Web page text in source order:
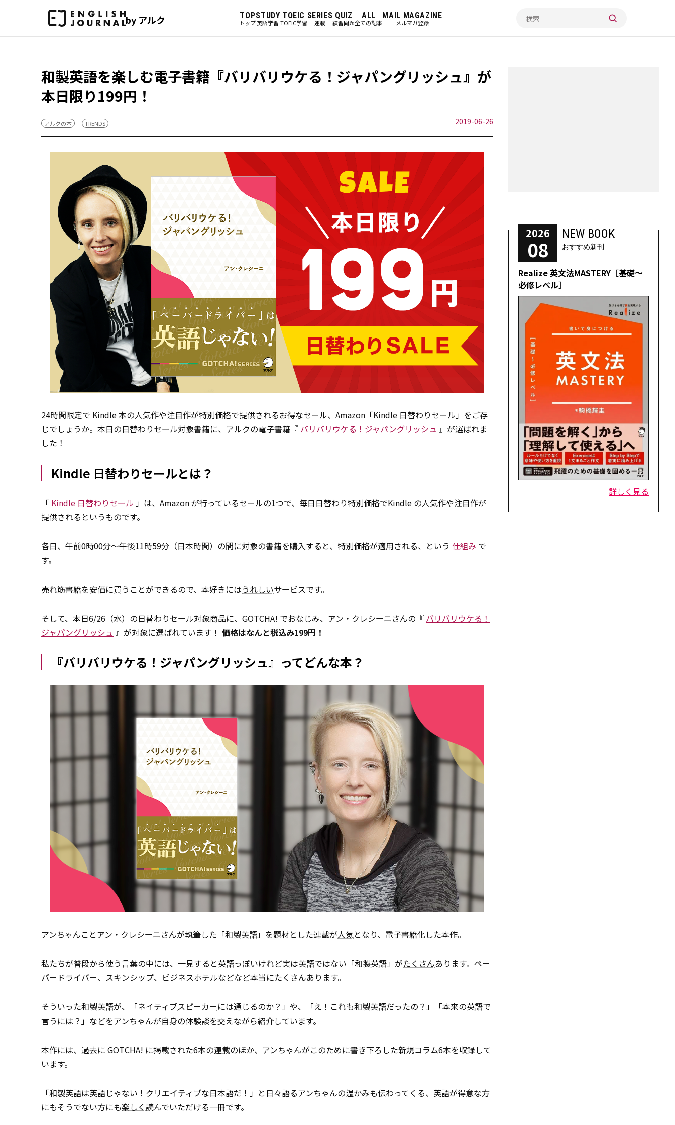
by アルク TOP
トップ
STUDY
英語学習
TOEIC
TOEIC学習
SERIES
連載
QUIZ
練習問題
ALL
全ての記事
MAIL MAGAZINE
メルマガ登録
和製英語を楽しむ電子書籍『バリバリウケる！ジャパングリッシュ』が
本日限り199円！
アルクの本 TRENDS 2019-06-26
24時間限定で Kindle 本の人気作や注目作が特別価格で提供されるお得なセール、Amazon「Kindle 日替わりセール」をご存
じでしょうか。本日の日替わりセール対象書籍に、アルクの電子書籍『 バリバリウケる！ジャパングリッシュ 』が選ばれま
した！
Kindle 日替わりセールとは？
「 Kindle 日替わりセール 」は、Amazon が行っているセールの1つで、毎日日替わり特別価格でKindle の人気作や注目作が
提供されるというものです。
各日、午前0時00分～午後11時59分（日本時間）の間に対象の書籍を購入すると、特別価格が適用される、という 仕組み で
す。
売れ筋書籍を安価に買うことができるので、本好きにはうれしいサービスです。
そして、本日6/26（水）の日替わりセール対象商品に、GOTCHA! でおなじみ、アン・クレシーニさんの『 バリバリウケる！
ジャパングリッシュ 』が対象に選ばれています！ 価格はなんと税込み199円！
『バリバリウケる！ジャパングリッシュ』ってどんな本？
アンちゃんことアン・クレシーニさんが執筆した「和製英語」を題材とした連載が人気となり、電子書籍化した本作。
私たちが普段から使う言葉の中には、一見すると英語っぽいけれど実は英語ではない「和製英語」がたくさんあります。ペー
パードライバー、スキンシップ、ビジネスホテルなどなど本当にたくさんあります。
そういった和製英語が、「ネイティブスピーカーには通じるのか？」や、「え！これも和製英語だったの？」「本来の英語で
言うには？」などをアンちゃんが自身の体験談を交えながら紹介しています。
本作には、過去に GOTCHA! に掲載された6本の連載のほか、アンちゃんがこのために書き下ろした新規コラム6本を収録して
います。
「和製英語は英語じゃない！クリエイティブな日本語だ！」と日々語るアンちゃんの温かみも伝わってくる、英語が得意な方
にもそうでない方にも楽しく読んでいただける一冊です。
2026
08
NEW BOOK
おすすめ新刊
Realize 英文法MASTERY［基礎～
必修レベル］
詳しく見る